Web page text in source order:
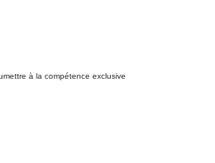
à la compétence exclusive